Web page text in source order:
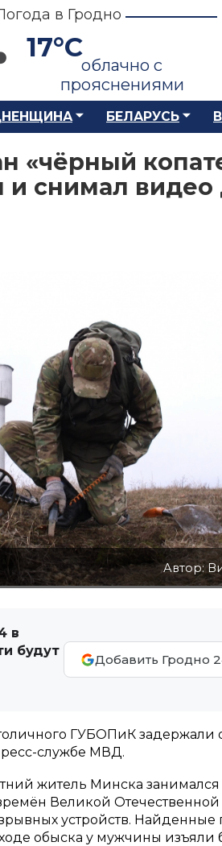
в Гродно
17°C
облачно с
прояснениями
БЕЛАРУСЬ
«чёрный
и снимал видео
Автор:
в
будут
Добавить Гродно
ГУБОПиК задержали
службе МВД.
житель Минска
Великой
устройств. Найденные
обыска у мужчины изъяли